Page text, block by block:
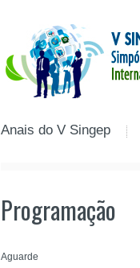
Anais do V Singep
Programação
Aguarde